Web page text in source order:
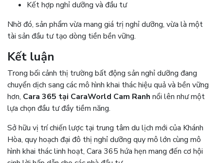
Kết hợp nghỉ dưỡng và đầu tư
Nhờ đó, sản phẩm vừa mang giá trị nghỉ dưỡng, vừa là một
tài sản đầu tư tạo dòng tiền bền vững.
Kết luận
Trong bối cảnh thị trường bất động sản nghỉ dưỡng đang
chuyển dịch sang các mô hình khai thác hiệu quả và bền vững
hơn, Cara 365 tại CaraWorld Cam Ranh nổi lên như một
lựa chọn đầu tư đầy tiềm năng.
Sở hữu vị trí chiến lược tại trung tâm du lịch mới của Khánh
Hòa, quy hoạch đại đô thị nghỉ dưỡng quy mô lớn cùng mô
hình khai thác linh hoạt, Cara 365 hứa hẹn mang đến cơ hội